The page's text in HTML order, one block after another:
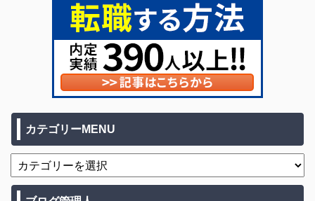
カテゴリーMENU